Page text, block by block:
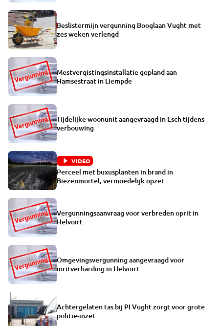
Beslistermijn vergunning Booglaan Vught met
zes weken verlengd
Mestvergistingsinstallatie gepland aan
Hamsestraat in Liempde
Tijdelijke woonunit aangevraagd in Esch tijdens
verbouwing
VIDEO
Perceel met buxusplanten in brand in
Biezenmortel, vermoedelijk opzet
Vergunningsaanvraag voor verbreden oprit in
Helvoirt
Omgevingsvergunning aangevraagd voor
inritverharding in Helvoirt
Achtergelaten tas bij PI Vught zorgt voor grote
politie-inzet